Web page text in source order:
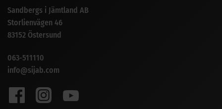
Sandbergs i Jämtland AB
Storlienvägen 46
83152 Östersund
063-511110
info@sijab.com